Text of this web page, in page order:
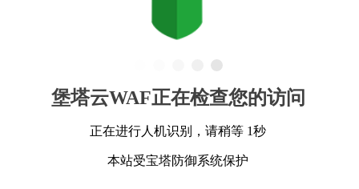
堡塔云WAF正在检查您的访问
正在进行人机识别，请稍等 1秒
本站受宝塔防御系统保护